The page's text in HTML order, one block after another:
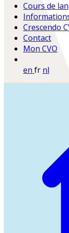
Cours de
Crescendo
Contact
Mon CVO
en fr nl